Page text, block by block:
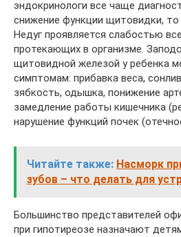
эндокринологи все чаще
снижение функции щитовидки, то
Недуг проявляется слабостью
протекающих в организме.
щитовидной железой у ребенка
симптомам: прибавка веса,
зябкость, одышка, понижение
замедление работы кишечника
нарушение функций почек
Читайте также: Насморк
зубов – что делать для
Большинство представителей
при гипотиреозе назначают